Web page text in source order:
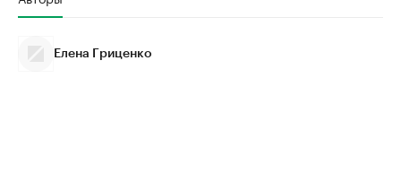
Елена Гриценко